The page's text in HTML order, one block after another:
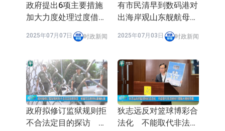
政府提出6项主要措施
加大力度处理过度借贷
2025年07月07日 时政新闻
有市民清早到数码港对
出海岸观山东舰航母编
2025年07月03日 时政新闻
政府拟修订监狱规则拒
不合法定目的探访 候
狄志远反对篮球博彩合
法化 不能取代非法赌